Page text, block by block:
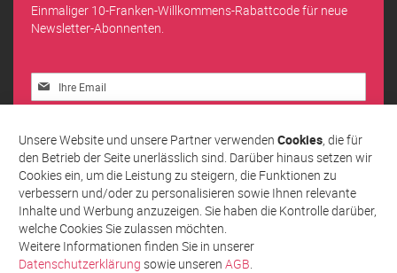
Einmaliger 10-Franken-Willkommens-Rabattcode für neue
Newsletter-Abonnenten.
Melden
Sie
unseren
Newsletter
an:
Abonnieren
Unsere Website und unsere Partner verwenden Cookies, die für
den Betrieb der Seite unerlässlich sind. Darüber hinaus setzen wir
Cookies ein, um die Leistung zu steigern, die Funktionen zu
verbessern und/oder zu personalisieren sowie Ihnen relevante
Inhalte und Werbung anzuzeigen. Sie haben die Kontrolle darüber,
welche Cookies Sie zulassen möchten.
Weitere Informationen finden Sie in unserer
Datenschutzerklärung sowie unseren AGB.